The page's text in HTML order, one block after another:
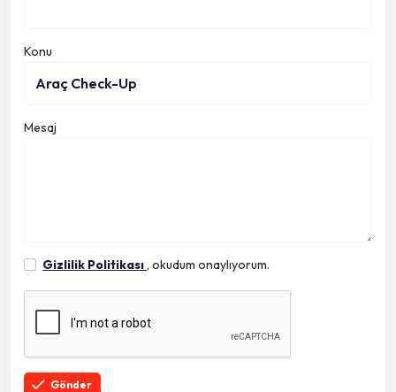
Konu
Mesaj
Gizlilik Politikası, okudum onaylıyorum.
Gönder